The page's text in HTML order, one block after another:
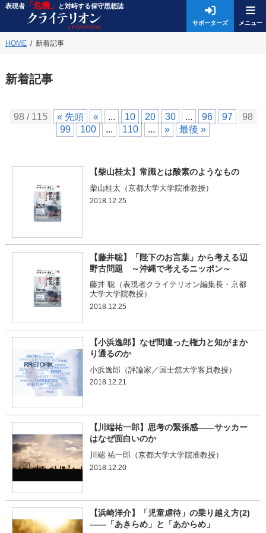
表現者「危機」 と対峙する保守思想誌
サポーターズ
HOME 新着記事
新着記事
98 / 115 « 先頭 « ... 10 20 30 ... 96 97
98
99
100 ... 110 ... » 最後 »
【柴山桂太】常識とは酸素のようなもの
柴山桂太（京都大学大学院准教授）
2018.12.25
【藤井聡】「陛下のお言葉」から考える辺
野古問題 ～沖縄で考えるニッポン～
藤井 聡（表現者クライテリオン編集長・京都
大学大学院教授）
2018.12.25
【小浜逸郎】なぜ間違った権力と知がまか
り通るのか
小浜逸郎（評論家／国士舘大学客員教授）
2018.12.21
【川端祐一郎】思考の緊張感——サッカー
はなぜ面白いのか
川端 祐一郎（京都大学大学院准教授）
2018.12.20
【浜崎洋介】「児童虐待」の乗り越え方(2)
――「あきらめ」と「あからめ」